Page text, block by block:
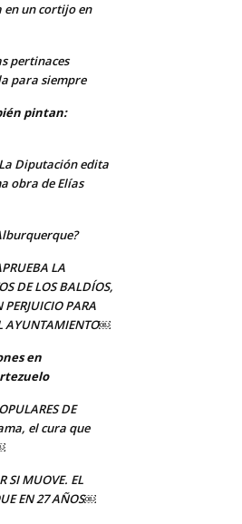
en un cortijo en
pertinaces
para siempre
pintan:
La Diputación edita
obra de Elías
LA
DE LOS BALDÍOS,
PERJUICIO PARA
AYUNTAMIENTO￼
en
DE
el cura que
SI MUOVE. EL
EN 27 AÑOS￼